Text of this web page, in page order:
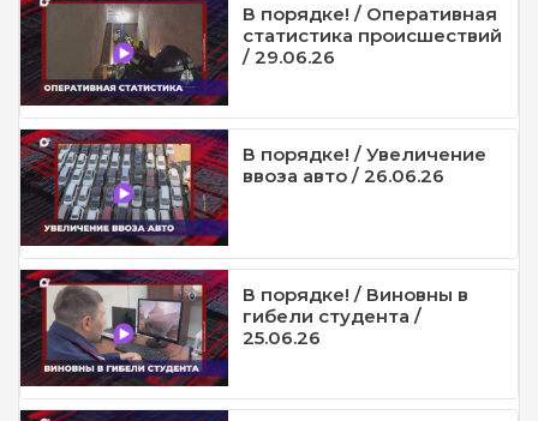
В порядке! / Оперативная
статистика происшествий
/ 29.06.26
В порядке! / Увеличение
ввоза авто / 26.06.26
В порядке! / Виновны в
гибели студента /
25.06.26